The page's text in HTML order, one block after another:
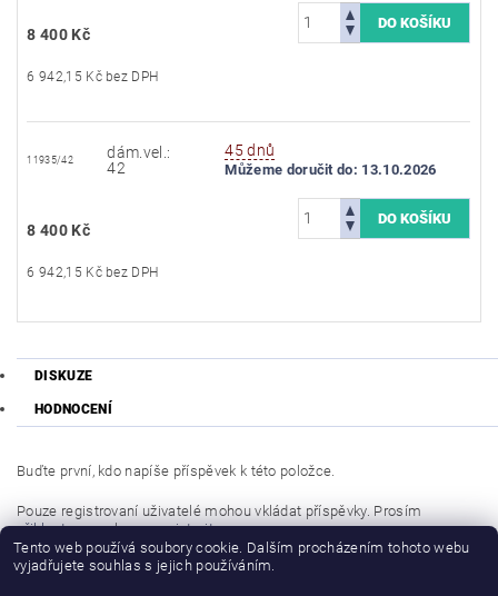
8 400 Kč
6 942,15 Kč bez DPH
11935/42
dám.vel.:
42
45 dnů
Můžeme doručit do: 13.10.2026
8 400 Kč
6 942,15 Kč bez DPH
DISKUZE
HODNOCENÍ
Buďte první, kdo napíše příspěvek k této položce.
Pouze registrovaní uživatelé mohou vkládat příspěvky. Prosím
přihlaste senebo seregistrujte.
Buďte první, kdo napíše příspěvek k této položce.
Tento web používá soubory cookie. Dalším procházením tohoto webu
vyjadřujete souhlas s jejich používáním.